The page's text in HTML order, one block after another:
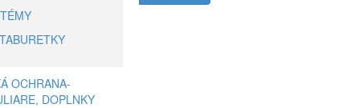
OCHRANA-
DOPLNKY